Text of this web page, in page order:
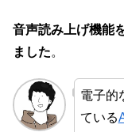
音声読み上げ機能
ました。
電子的
ている